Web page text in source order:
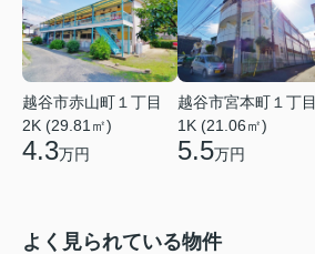
越谷市赤山町１丁目
2K (29.81㎡)
4.3万円
越谷市宮本町１丁目
1K (21.06㎡)
5.5万円
よく見られている物件